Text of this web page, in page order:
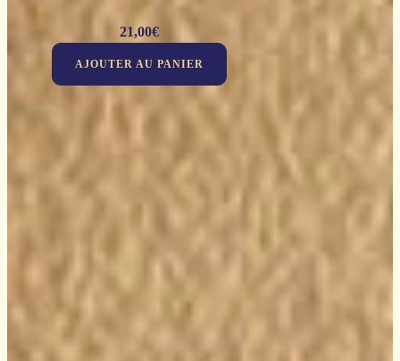
21,00€
AJOUTER AU PANIER